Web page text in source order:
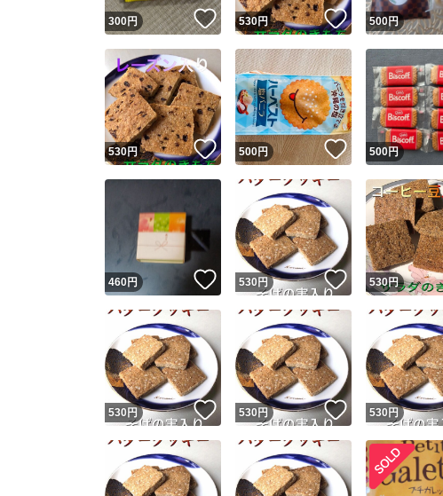
300円 いいね！
530円 いいね！
500円
530円 いいね！
500円 いいね！
500円
460円 いいね！
530 円 いいね！
530円
530 円 いいね！
530 円 いいね！
530 円